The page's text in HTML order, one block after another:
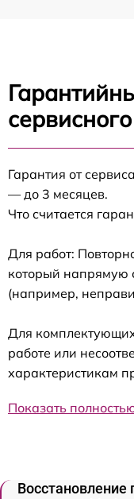
Гарантия от
— до 3 месяцев.
Что считается
Для работ:
который напрямую
(например,
Для
работе или
характеристикам
Показать
Восстановление